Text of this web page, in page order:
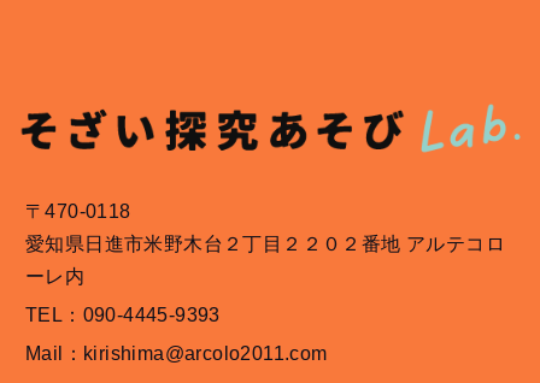
〒470-0118
愛知県日進市米野木台２丁目２２０２番地 アルテコロ
ーレ内
TEL：090-4445-9393
Mail：kirishima@arcolo2011.com